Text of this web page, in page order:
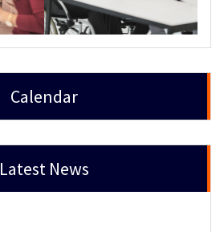
Calendar
Latest News